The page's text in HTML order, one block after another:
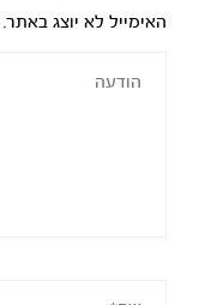
האימייל לא יוצג באתר.